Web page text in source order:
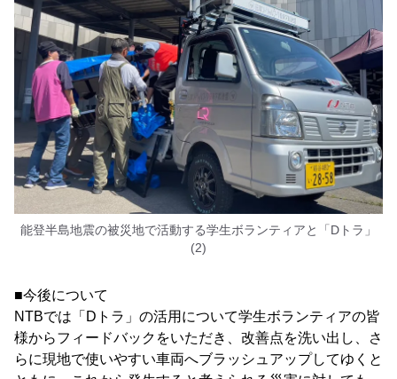
能登半島地震の被災地で活動する学生ボランティアと「Dトラ」
(2)
■今後について
NTBでは「Dトラ」の活用について学生ボランティアの皆
様からフィードバックをいただき、改善点を洗い出し、さ
らに現地で使いやすい車両へブラッシュアップしてゆくと